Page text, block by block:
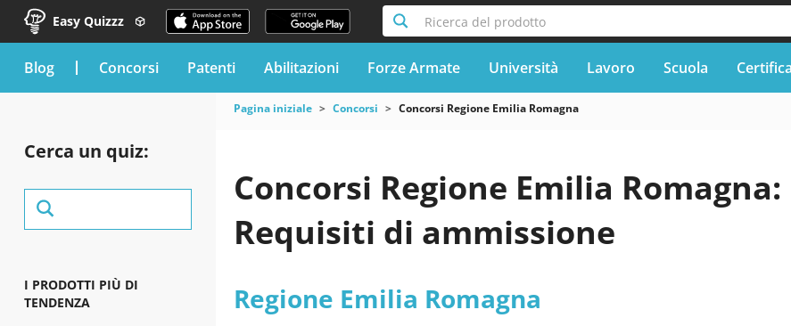
Easy Quizzz Ricerca del prodotto
blog Concorsi Patenti Abilitazioni Forze Armate Università Lavoro Scuola
Cerca un quiz:
I PRODOTTI PIÙ DI
TENDENZA
Pagina iniziale Concorsi Concorsi Regione Emilia Romagna
Concorsi Regione Emilia Romagna:
Requisiti di ammissione
Regione Emilia Romagna